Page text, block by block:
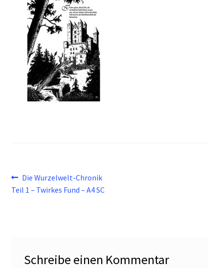
Beitragsnavigation
Vorheriger
Beitrag:
Die Wurzelwelt-Chronik
Teil 1 – Twirkes Fund – A4 SC
Schreibe einen Kommentar